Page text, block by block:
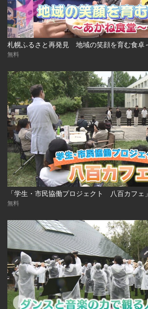
札幌ふるさと再発見 地域の笑顔を育む食卓
無料
「学生・市民協働プロジェクト 八百カフェ」
無料